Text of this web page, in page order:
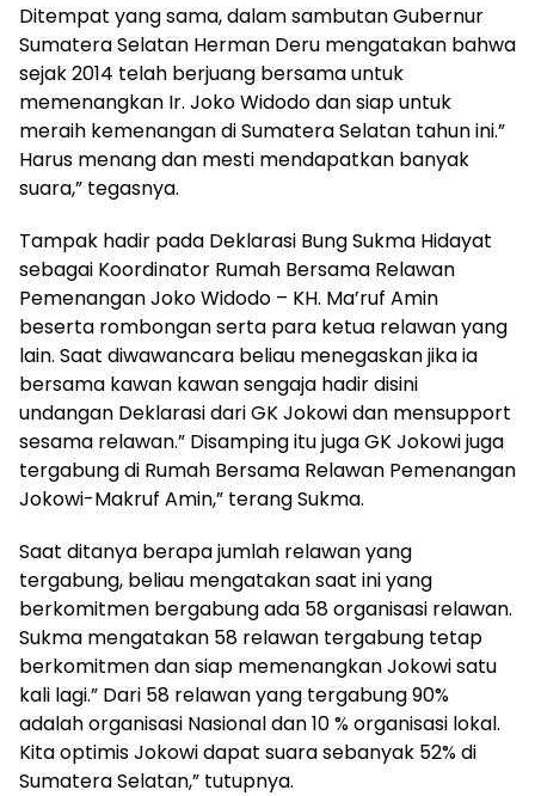
Ditempat yang sama, dalam sambutan Gubernur
Sumatera Selatan Herman Deru mengatakan bahwa
sejak 2014 telah berjuang bersama untuk
memenangkan Ir. Joko Widodo dan siap untuk
meraih kemenangan di Sumatera Selatan tahun ini.”
Harus menang dan mesti mendapatkan banyak
suara,” tegasnya.
Tampak hadir pada Deklarasi Bung Sukma Hidayat
sebagai Koordinator Rumah Bersama Relawan
Pemenangan Joko Widodo – KH. Ma’ruf Amin
beserta rombongan serta para ketua relawan yang
lain. Saat diwawancara beliau menegaskan jika ia
bersama kawan kawan sengaja hadir disini
undangan Deklarasi dari GK Jokowi dan mensupport
sesama relawan.” Disamping itu juga GK Jokowi juga
tergabung di Rumah Bersama Relawan Pemenangan
Jokowi-Makruf Amin,” terang Sukma.
Saat ditanya berapa jumlah relawan yang
tergabung, beliau mengatakan saat ini yang
berkomitmen bergabung ada 58 organisasi relawan.
Sukma mengatakan 58 relawan tergabung tetap
berkomitmen dan siap memenangkan Jokowi satu
kali lagi.” Dari 58 relawan yang tergabung 90%
adalah organisasi Nasional dan 10 % organisasi lokal.
Kita optimis Jokowi dapat suara sebanyak 52% di
Sumatera Selatan,” tutupnya.